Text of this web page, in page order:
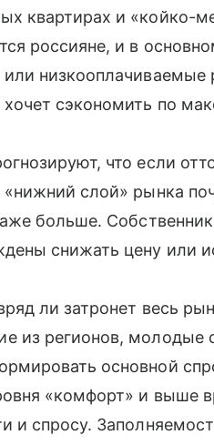
квартирах и «койко-
россияне, и в
или низкооплачиваемые
хочет сэкономить по
что если
«нижний слой» рынка
больше.
снижать цену или
ли затронет весь
из регионов, молодые
основной
«комфорт» и выше
и спросу.